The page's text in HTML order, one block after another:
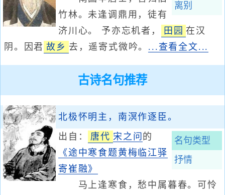
离别
竹林。未逢调鼎用，徒有
济川心。 予亦忘机者，
田园 在汉
阴。因君 故乡 去，遥寄式微吟。 ...查看全文...
古诗名句推荐
北极怀明主，南溟作逐臣。
名句类型
抒情
出自： 唐代 宋之问 的
《途中寒食题黄梅临江驿
寄崔融》
马上逢寒食，愁中属暮春。可怜